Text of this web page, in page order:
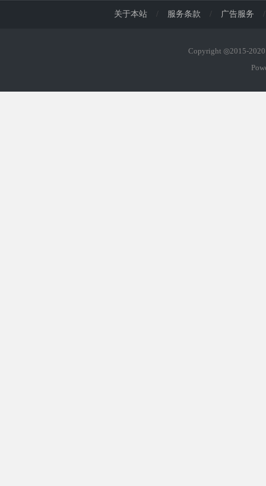
关于本站 / 服务条款 / 广告服务 /
Copyright ◎2015-